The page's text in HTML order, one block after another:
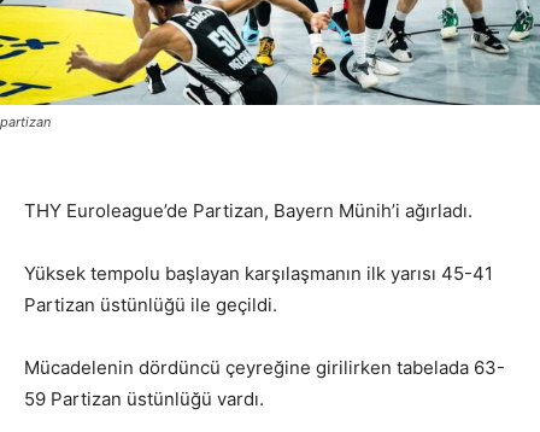
partizan
THY Euroleague’de Partizan, Bayern Münih’i ağırladı.
Yüksek tempolu başlayan karşılaşmanın ilk yarısı 45-41
Partizan üstünlüğü ile geçildi.
Mücadelenin dördüncü çeyreğine girilirken tabelada 63-
59 Partizan üstünlüğü vardı.